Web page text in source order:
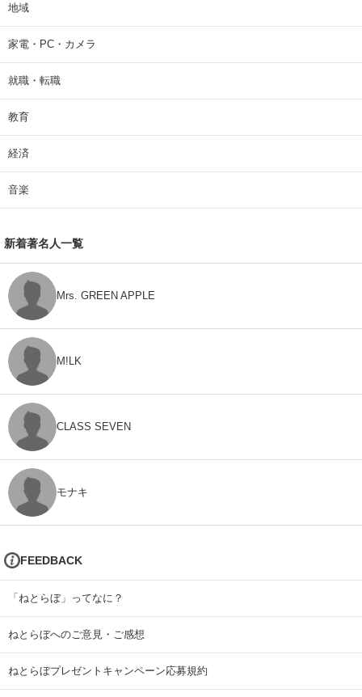
地域
家電・PC・カメラ
就職・転職
教育
経済
音楽
新着著名人一覧
Mrs. GREEN APPLE
M!LK
CLASS SEVEN
モナキ
FEEDBACK
「ねとらぼ」ってなに？
ねとらぼへのご意見・ご感想
ねとらぼプレゼントキャンペーン応募規約